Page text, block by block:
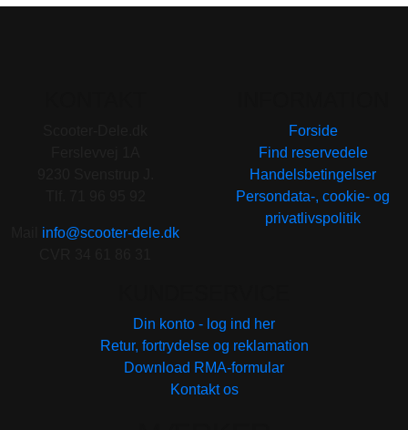
info@scooter-dele.dk
Forside
Find reservedele
Handelsbetingelser
Persondata-, cookie- og
privatlivspolitik
Din konto - log ind her
Retur, fortrydelse og reklamation
Download RMA-formular
Kontakt os